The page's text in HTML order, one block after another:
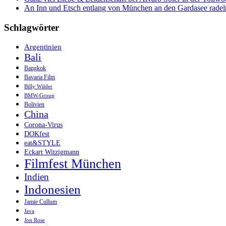
An Inn und Etsch entlang von München an den Gardasee
Schlagwörter
Argentinien
Bali
Bangkok
Bavaria Film
Billy Wilder
BMW-Group
Bolivien
China
Corona-Virus
DOKfest
eat&STYLE
Eckart Witzigmann
Filmfest München
Indien
Indonesien
Jamie Cullum
Java
Jon Rose